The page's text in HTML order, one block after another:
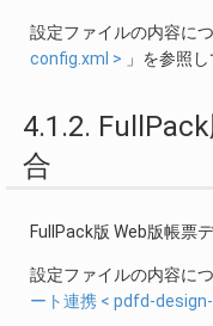
設定ファイルの内容に
config.xml > 」を参照し
4.1.2.
合
FullPack版 Web版帳票
設定ファイルの内容に
ート連携 < pdfd-